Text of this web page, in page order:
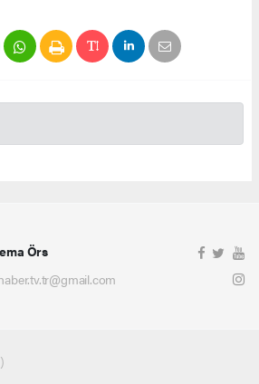
Örs